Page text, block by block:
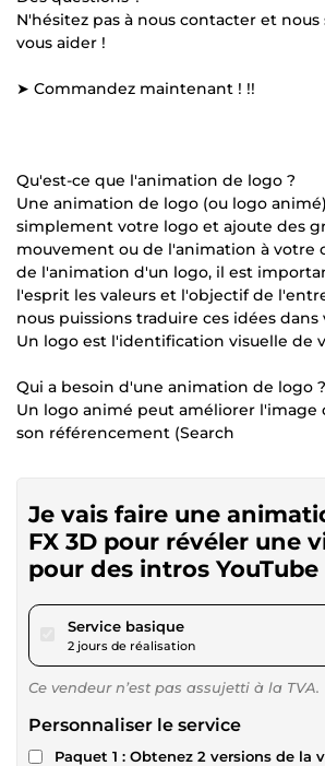
N'hésitez pas à nous contacter et nous
vous aider !
➤ Commandez maintenant ! !!
Qu'est-ce que l'animation de logo ?
Une animation de logo (ou logo
simplement votre logo et ajoute des
mouvement ou de l'animation à votre
de l'animation d'un logo, il est
l'esprit les valeurs et l'objectif de
nous puissions traduire ces idées
Un logo est l'identification visuelle de
Qui a besoin d'une animation de logo ?
Un logo animé peut améliorer l'image
son référencement (Search
Je vais faire une
FX 3D pour révéler une
pour des intros YouTube
Service basiquepour 28,90 $US
2 jours de réalisation
Ce vendeur n’est pas assujetti à la TVA.
Personnaliser le service
Paquet 1 : Obtenez 2 versions de la